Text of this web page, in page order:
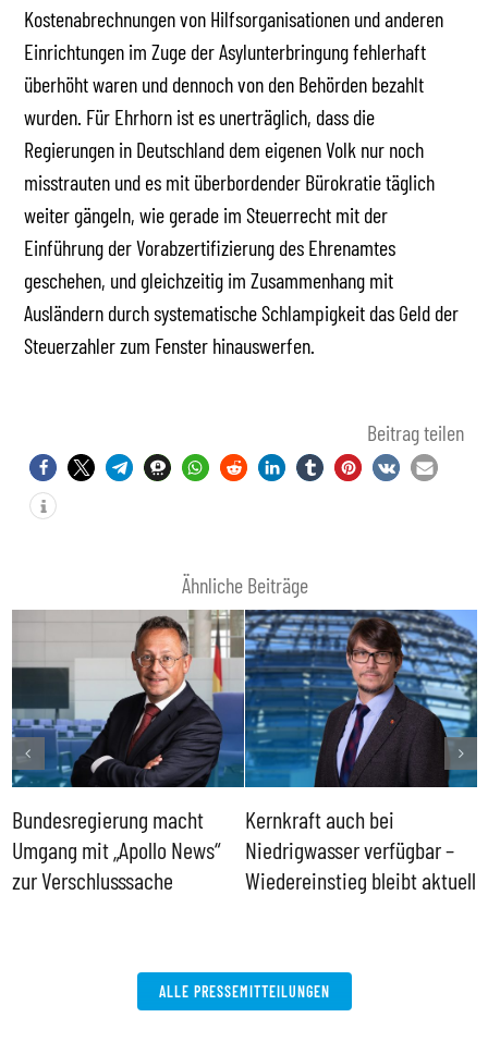
Kostenabrechnungen von Hilfsorganisationen und anderen
Einrichtungen im Zuge der Asylunterbringung fehlerhaft
überhöht waren und dennoch von den Behörden bezahlt
wurden. Für Ehrhorn ist es unerträglich, dass die
Regierungen in Deutschland dem eigenen Volk nur noch
misstrauten und es mit überbordender Bürokratie täglich
weiter gängeln, wie gerade im Steuerrecht mit der
Einführung der Vorabzertifizierung des Ehrenamtes
geschehen, und gleichzeitig im Zusammenhang mit
Ausländern durch systematische Schlampigkeit das Geld der
Steuerzahler zum Fenster hinauswerfen.
Beitrag teilen
Ähnliche Beiträge
Bundesregierung macht
Umgang mit „Apollo News“
zur Verschlusssache
Kernkraft auch bei
Niedrigwasser verfügbar –
Wiedereinstieg bleibt aktuell
ALLE PRESSEMITTEILUNGEN